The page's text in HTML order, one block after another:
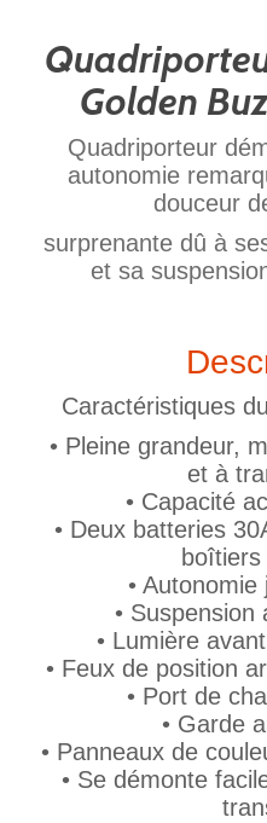
Golden
Quadriporteur
autonomie
douceur
surprenante dû à
et sa
Caractéristiques
• Pleine grandeur,
et à
• Capacité
• Deux batteries
• Autonomie
•
• Lumière
• Feux de position
• Port de
• Garde
• Panneaux de
• Se démonte